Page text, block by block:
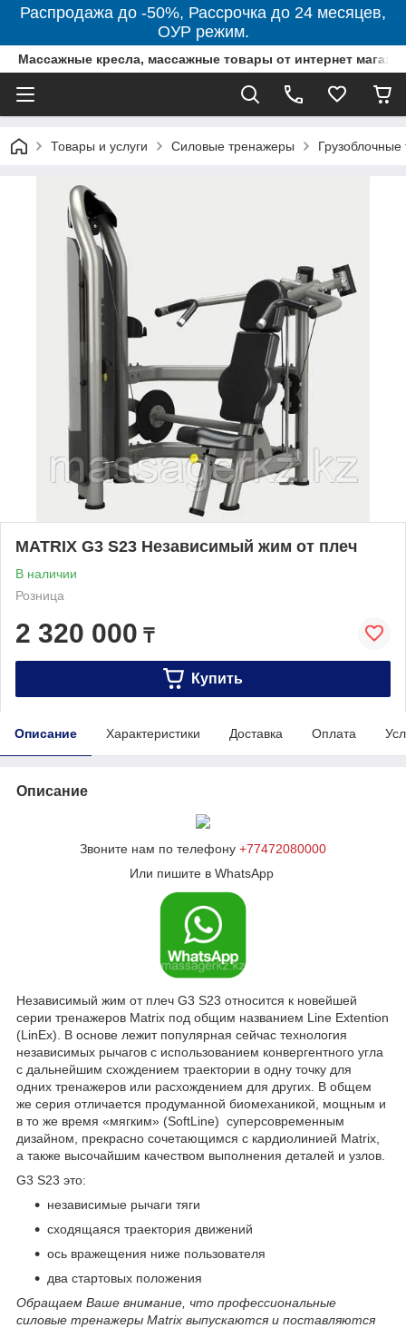
Распродажа до -50%, Рассрочка до 24 месяцев,
ОУР режим.
Массажные кресла, массажные товары от интернет
Товары и услуги Силовые тренажеры
MATRIX G3 S23 Независимый жим от плеч
В наличии
Розница
2 320 000 ₸
Купить
Описание Характеристики Доставка Оплата
Описание
Звоните нам по телефону +77472080000
Или пишите в WhatsApp
Независимый жим от плеч G3 S23 относится к новейшей
серии тренажеров Matrix под общим названием Line Extention
(LinEx). В основе лежит популярная сейчас технология
независимых рычагов с использованием конвергентного угла
с дальнейшим схождением траектории в одну точку для
одних тренажеров или расхождением для других. В общем
же серия отличается продуманной биомеханикой, мощным и
в то же время «мягким» (SoftLine) суперсовременным
дизайном, прекрасно сочетающимся с кардиолинией Matrix,
а также высочайшим качеством выполнения деталей и узлов.
G3 S23 это:
независимые рычаги тяги
сходящаяся траектория движений
ось вражещения ниже пользователя
два стартовых положения
Обращаем Ваше внимание, что профессиональные
силовые тренажеры Matrix выпускаются и поставляются